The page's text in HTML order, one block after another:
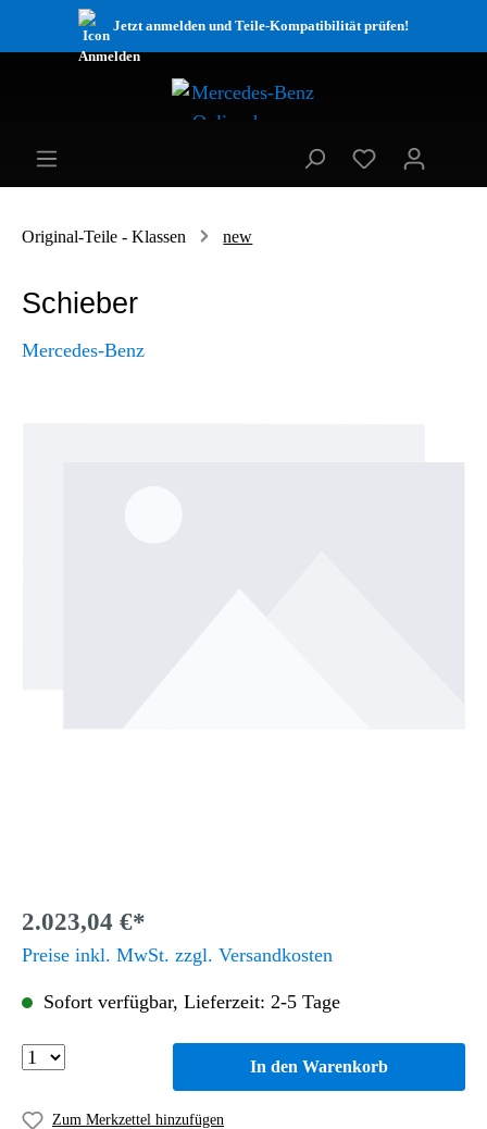
Jetzt anmelden und Teile-Kompatibilität prüfen!
Original-Teile - Klassen new
Schieber
Mercedes-Benz
2.023,04 €*
Preise inkl. MwSt. zzgl. Versandkosten
Sofort verfügbar, Lieferzeit: 2-5 Tage
In den Warenkorb
Zum Merkzettel hinzufügen